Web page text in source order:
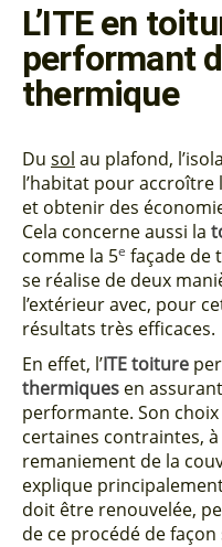
L’ITE en
performant
thermique
Du sol au plafond,
l’habitat pour accroître
et obtenir des
Cela concerne aussi la
comme la 5e façade de
se réalise de deux
l’extérieur avec, pour
résultats très efficaces.
En effet, l’ITE toiture
thermiques en
performante. Son
certaines contraintes,
remaniement de la
explique
doit être renouvelée,
de ce procédé de